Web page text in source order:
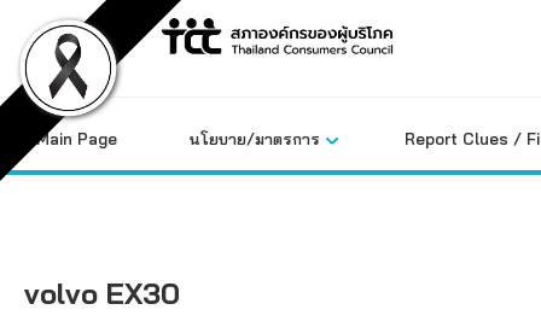
content
Main Page นโยบาย/มาตรการ Report Clues /
volvo EX30